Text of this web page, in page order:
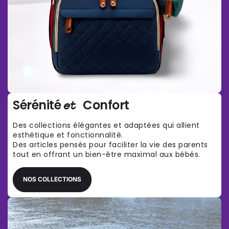
Sérénitéet Confort
Des collections élégantes et adaptées qui allient
esthétique et fonctionnalité.
Des articles pensés pour faciliter la vie des parents
tout en offrant un bien-être maximal aux bébés.
NOS COLLECTIONS